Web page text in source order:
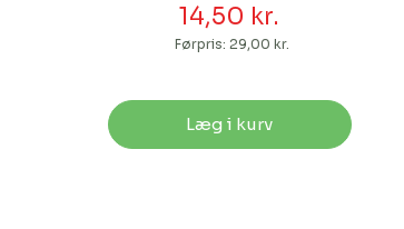
14,50 kr.
Førpris:29,00 kr.
Læg i kurv